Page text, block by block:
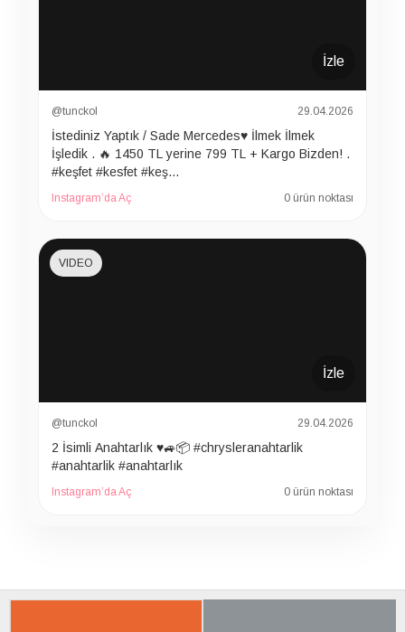
İzle
@tunckol 29.04.2026
İstediniz Yaptık / Sade Mercedes♥️ İlmek İlmek
İşledik . 🔥 1450 TL yerine 799 TL + Kargo Bizden! .
#keşfet #kesfet #keş…
Instagram’da Aç 0 ürün noktası
İzle
VIDEO
@tunckol 29.04.2026
2 İsimli Anahtarlık ♥️🚙📦 #chrysleranahtarlik
#anahtarlik #anahtarlık
Instagram’da Aç 0 ürün noktası